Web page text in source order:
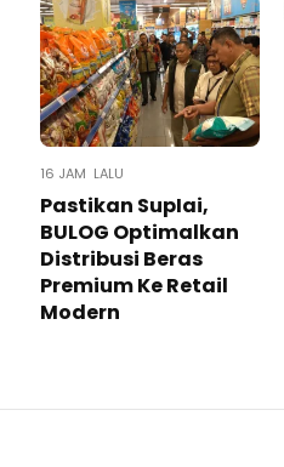
16 JAM LALU
Pastikan SupIai,
BULOG Optimalkan
Distribusi Beras
Premium Ke Retail
Modern